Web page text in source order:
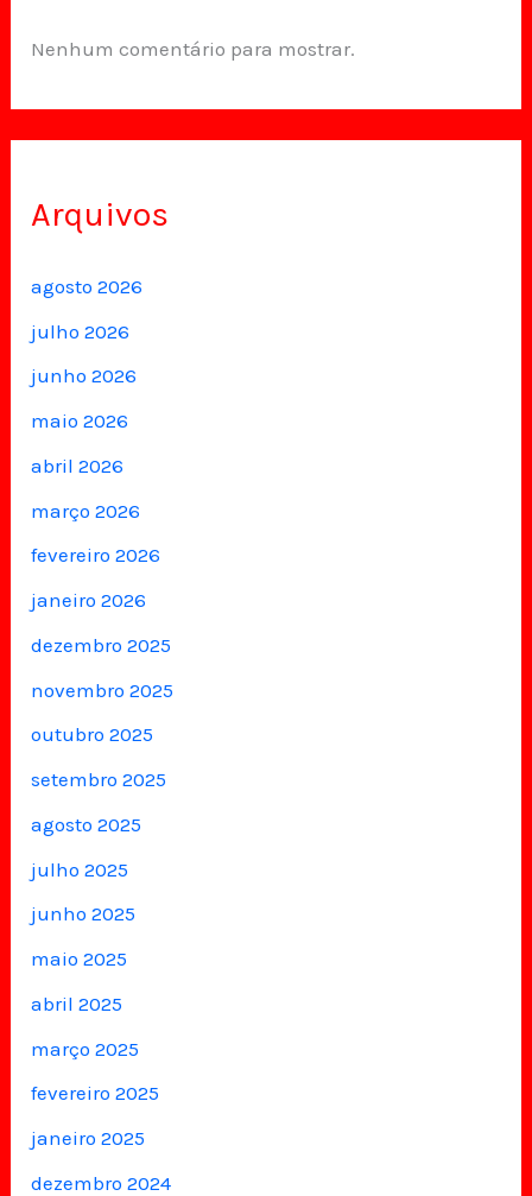
Nenhum comentário para mostrar.
Arquivos
agosto 2026
julho 2026
junho 2026
maio 2026
abril 2026
março 2026
fevereiro 2026
janeiro 2026
dezembro 2025
novembro 2025
outubro 2025
setembro 2025
agosto 2025
julho 2025
junho 2025
maio 2025
abril 2025
março 2025
fevereiro 2025
janeiro 2025
dezembro 2024